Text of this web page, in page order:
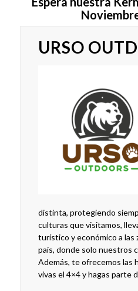
URSO
distinta, protegiendo
culturas que visitamos,
turístico y económico a las
país, donde solo nuestros
Además, te ofrecemos las
vivas el 4×4 y hagas parte